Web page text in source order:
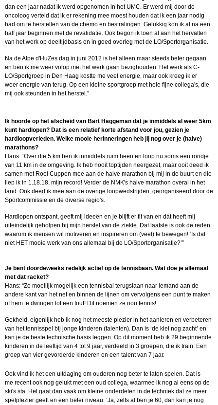
dan een jaar nadat ik werd opgenomen in het UMC. Er werd mij door de
oncoloog verteld dat ik er rekening mee moest houden dat ik een jaar nodig
had om te herstellen van de chemo en bestralingen. Gelukkig kon ik al na een
half jaar beginnen met de revalidatie. Ook begon ik toen al aan het hervatten
van het werk op deeltijdbasis en in goed overleg met de LO/Sportorganisatie.
Na de Alpe d'HuZes dag in juni 2012 is het alleen maar steeds beter gegaan
en ben ik me weer volop met het werk gaan bezighouden. Het werk als C-
LO/Sportgroep in Den Haag kostte me veel energie, maar ook kreeg ik er
weer energie van terug. Op een kleine sportgroep met hele fijne collega's, die
mij ook steunden in het herstel.”
Ik hoorde op het afscheid van Bart Haggeman dat je inmiddels al weer 5km
kunt hardlopen? Dat is een relatief korte afstand voor jou, gezien je
hardloopverleden. Welke mooie herinneringen heb jij nog over je (halve)
marathons?
Hans: “Over die 5 km ben ik inmiddels ruim heen en loop nu soms een rondje
van 11 km in de omgeving. Ik heb nooit toptijden neergezet, maar ooit deed ik
samen met Roel Cuppen mee aan de halve marathon bij mij in de buurt en die
liep ik in 1.18.18, mijn record! Verder de NMK's halve marathon overal in het
land. Ook deed ik mee aan de overige loopwedstrijden, georganiseerd door de
Sportcommissie en de diverse regio's.
Hardlopen ontspant, geeft mij ideeën en je blijft er fit van en dát heeft mij
uiteindelijk geholpen bij mijn herstel van de ziekte. Dat laatste is ook de reden
waarom ik mensen wil motiveren en inspireren om (veel) te bewegen! ‘Is dat
niet HET mooie werk van ons allemaal bij de LO/Sportorganisatie?’”
Je bent doordeweeks redelijk actief op de tennisbaan. Wat doe je allemaal
met dat racket?
Hans: “Zo moeilijk mogelijk een tennisbal terugslaan naar iemand aan de
andere kant van het net en binnen de lijnen om vervolgens een punt te maken
of hem te dwingen tot een fout! Dit noemen ze nou tennis!
Gekheid, eigenlijk heb ik nog het meeste plezier in het aanleren en verbeteren
van het tennisspel bij jonge kinderen (talenten). Dan is ‘de klei nog zacht’ en
kan je de beste technische basis leggen. Op dit moment heb ik 29 beginnende
kinderen in de leeftijd van 4 tot 9 jaar, verdeeld in 3 groepen, die ik train. Een
groep van vier gevorderde kinderen en een talent van 7 jaar.
Ook vind ik het een uitdaging om ouderen nog beter te laten spelen. Dat is
me recent ook nog gelukt met een oud collega, waarmee ik nog al eens op de
ski's sta. Het gaat dan vaak om kleine onderdelen in de techniek dat ze meer
spelplezier geeft en een beter niveau. ‘Ja, zelfs al ben je 60, dan kan je nog